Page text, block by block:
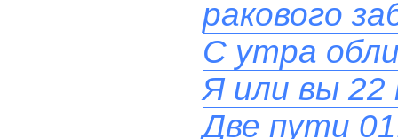
ракового
С утра
Я или вы 22
Две пути